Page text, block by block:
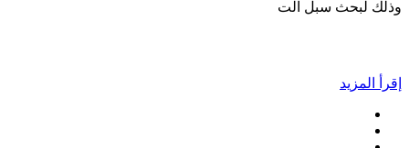
وذلك لبحث سبل الت
إقرأ المزيد